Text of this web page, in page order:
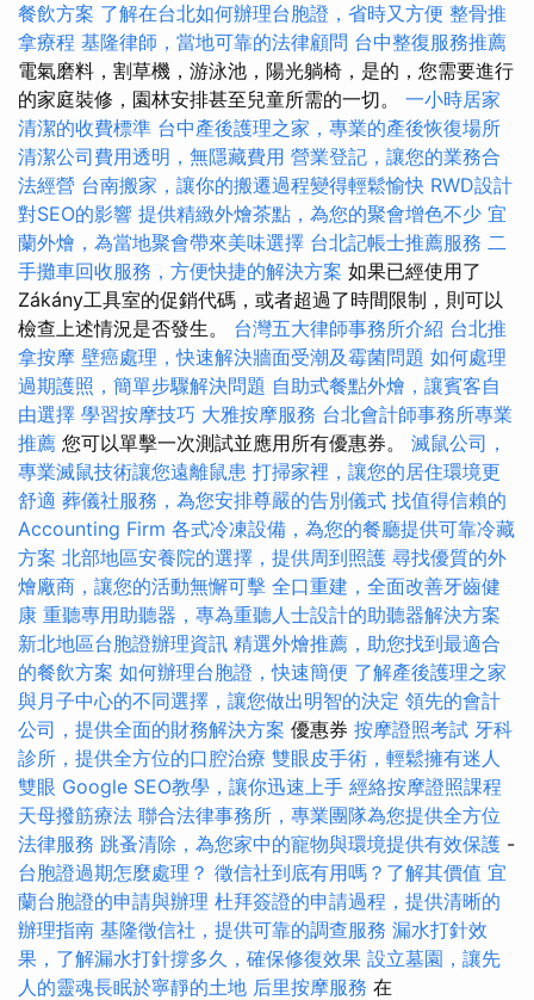
餐飲方案 了解在台北如何辦理台胞證，省時又方便 整骨推
拿療程 基隆律師，當地可靠的法律顧問 台中整復服務推薦
電氣磨料，割草機，游泳池，陽光躺椅，是的，您需要進行
的家庭裝修，園林安排甚至兒童所需的一切。 一小時居家
清潔的收費標準 台中產後護理之家，專業的產後恢復場所
清潔公司費用透明，無隱藏費用 營業登記，讓您的業務合
法經營 台南搬家，讓你的搬遷過程變得輕鬆愉快 RWD設計
對SEO的影響 提供精緻外燴茶點，為您的聚會增色不少 宜
蘭外燴，為當地聚會帶來美味選擇 台北記帳士推薦服務 二
手攤車回收服務，方便快捷的解決方案 如果已經使用了
Zákány工具室的促銷代碼，或者超過了時間限制，則可以
檢查上述情況是否發生。 台灣五大律師事務所介紹 台北推
拿按摩 壁癌處理，快速解決牆面受潮及霉菌問題 如何處理
過期護照，簡單步驟解決問題 自助式餐點外燴，讓賓客自
由選擇 學習按摩技巧 大雅按摩服務 台北會計師事務所專業
推薦 您可以單擊一次測試並應用所有優惠券。 滅鼠公司，
專業滅鼠技術讓您遠離鼠患 打掃家裡，讓您的居住環境更
舒適 葬儀社服務，為您安排尊嚴的告別儀式 找值得信賴的
Accounting Firm 各式冷凍設備，為您的餐廳提供可靠冷藏
方案 北部地區安養院的選擇，提供周到照護 尋找優質的外
燴廠商，讓您的活動無懈可擊 全口重建，全面改善牙齒健
康 重聽專用助聽器，專為重聽人士設計的助聽器解決方案
新北地區台胞證辦理資訊 精選外燴推薦，助您找到最適合
的餐飲方案 如何辦理台胞證，快速簡便 了解產後護理之家
與月子中心的不同選擇，讓您做出明智的決定 領先的會計
公司，提供全面的財務解決方案 優惠券 按摩證照考試 牙科
診所，提供全方位的口腔治療 雙眼皮手術，輕鬆擁有迷人
雙眼 Google SEO教學，讓你迅速上手 經絡按摩證照課程
天母撥筋療法 聯合法律事務所，專業團隊為您提供全方位
法律服務 跳蚤清除，為您家中的寵物與環境提供有效保護 -
台胞證過期怎麼處理？ 徵信社到底有用嗎？了解其價值 宜
蘭台胞證的申請與辦理 杜拜簽證的申請過程，提供清晰的
辦理指南 基隆徵信社，提供可靠的調查服務 漏水打針效
果，了解漏水打針撐多久，確保修復效果 設立墓園，讓先
人的靈魂長眠於寧靜的土地 后里按摩服務 在